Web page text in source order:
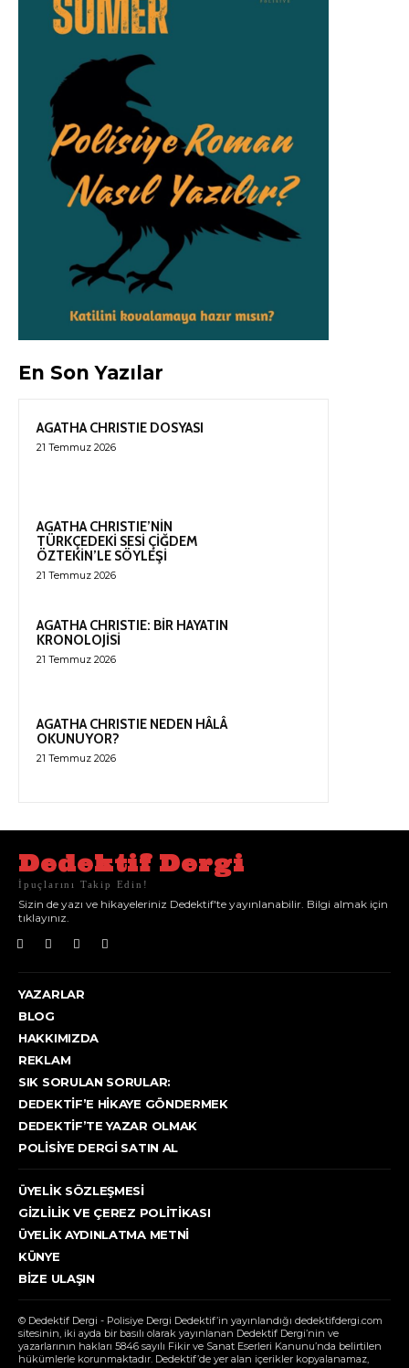
En Son Yazılar
AGATHA CHRISTIE DOSYASI
21 Temmuz 2026
AGATHA CHRISTIE’NİN
TÜRKÇEDEKİ SESİ ÇİĞDEM
ÖZTEKİN’LE SÖYLEŞİ
21 Temmuz 2026
AGATHA CHRISTIE: BİR HAYATIN
KRONOLOJİSİ
21 Temmuz 2026
AGATHA CHRISTIE NEDEN HÂLÂ
OKUNUYOR?
21 Temmuz 2026
Dedektif Dergi
İpuçlarını Takip Edin!
Sizin de yazı ve hikayeleriniz Dedektif'te yayınlanabilir. Bilgi almak için
tıklayınız.
YAZARLAR
BLOG
HAKKIMIZDA
REKLAM
SIK SORULAN SORULAR:
DEDEKTIF’E HIKAYE GÖNDERMEK
DEDEKTIF’TE YAZAR OLMAK
POLISIYE DERGI SATIN AL
ÜYELIK SÖZLEŞMESI
GIZLILIK VE ÇEREZ POLITIKASI
ÜYELIK AYDINLATMA METNI
KÜNYE
BIZE ULAŞIN
© Dedektif Dergi - Polisiye Dergi Dedektif’in yayınlandığı dedektifdergi.com
sitesinin, iki ayda bir basılı olarak yayınlanan Dedektif Dergi’nin ve
yazarlarının hakları 5846 sayılı Fikir ve Sanat Eserleri Kanunu’nda belirtilen
hükümlerle korunmaktadır. Dedektif’de yer alan içerikler kopyalanamaz,